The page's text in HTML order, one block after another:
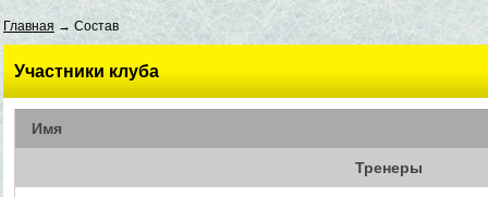
Главная → Состав
Участники клуба
Имя
Тренеры